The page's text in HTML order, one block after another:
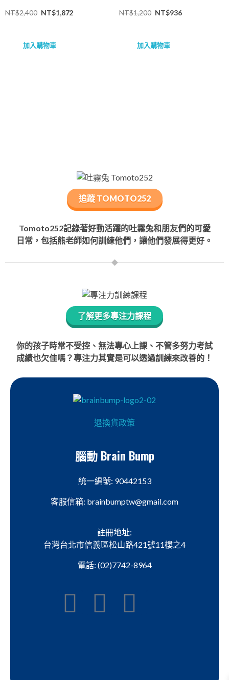
NT$2,400 NT$1,872
加入購物車
NT$1,200 NT$936
加入購物車
追蹤 TOMOTO252
Tomoto252記錄著好動活躍的吐霧兔和朋友們的可愛
日常，包括熊老師如何訓練他們，讓他們發展得更好。
了解更多專注力課程
你的孩子時常不受控、無法專心上課、不管多努力考試
成績也欠佳嗎？專注力其實是可以透過訓練來改善的！
退換貨政策
腦動 Brain Bump
統一編號: 90442153
客服信箱: brainbumptw@gmail.com
註冊地址:
台灣台北市信義區松山路421號11樓之4
電話: (02)7742-8964